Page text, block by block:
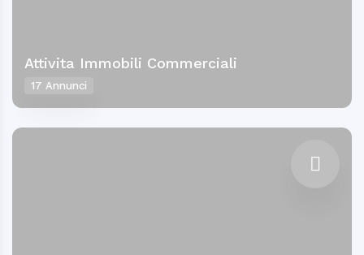
Attivita Immobili Commerciali
17 Annunci